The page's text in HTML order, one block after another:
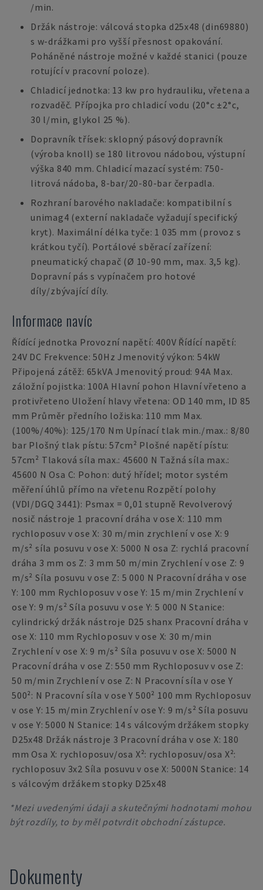
/min.
Držák nástroje: válcová stopka d25x48 (din69880)
s w-drážkami pro vyšší přesnost opakování.
Poháněné nástroje možné v každé stanici (pouze
rotující v pracovní poloze).
Chladicí jednotka: 13 kw pro hydrauliku, vřetena a
rozvaděč. Přípojka pro chladicí vodu (20°c ±2°c,
30 l/min, glykol 25 %).
Dopravník třísek: sklopný pásový dopravník
(výroba knoll) se 180 litrovou nádobou, výstupní
výška 840 mm. Chladicí mazací systém: 750-
litrová nádoba, 8-bar/20-80-bar čerpadla.
Rozhraní barového nakladače: kompatibilní s
unimag4 (externí nakladače vyžadují specifický
kryt). Maximální délka tyče: 1 035 mm (provoz s
krátkou tyčí). Portálové sběrací zařízení:
pneumatický chapač (Ø 10-90 mm, max. 3,5 kg).
Dopravní pás s vypínačem pro hotové
díly/zbývající díly.
Informace navíc
Řídící jednotka Provozní napětí: 400V Řídící napětí:
24V DC Frekvence: 50Hz Jmenovitý výkon: 54kW
Připojená zátěž: 65kVA Jmenovitý proud: 94A Max.
záložní pojistka: 100A Hlavní pohon Hlavní vřeteno a
protivřeteno Uložení hlavy vřetena: OD 140 mm, ID 85
mm Průměr předního ložiska: 110 mm Max.
(100%/40%): 125/170 Nm Upínací tlak min./max.: 8/80
bar Plošný tlak pístu: 57cm² Plošné napětí pístu:
57cm² Tlaková síla max.: 45600 N Tažná síla max.:
45600 N Osa C: Pohon: dutý hřídel; motor systém
měření úhlů přímo na vřetenu Rozpětí polohy
(VDI/DGQ 3441): Psmax = 0,01 stupně Revolverový
nosič nástroje 1 pracovní dráha v ose X: 110 mm
rychloposuv v ose X: 30 m/min zrychlení v ose X: 9
m/s² síla posuvu v ose X: 5000 N osa Z: rychlá pracovní
dráha 3 mm os Z: 3 mm 50 m/min Zrychlení v ose Z: 9
m/s² Síla posuvu v ose Z: 5 000 N Pracovní dráha v ose
Y: 100 mm Rychloposuv v ose Y: 15 m/min Zrychlení v
ose Y: 9 m/s² Síla posuvu v ose Y: 5 000 N Stanice:
cylindrický držák nástroje D25 shanx Pracovní dráha v
ose X: 110 mm Rychloposuv v ose X: 30 m/min
Zrychlení v ose X: 9 m/s² Síla posuvu v ose X: 5000 N
Pracovní dráha v ose Z: 550 mm Rychloposuv v ose Z:
50 m/min Zrychlení v ose Z: N Pracovní síla v ose Y
500²: N Pracovní síla v ose Y 500² 100 mm Rychloposuv
v ose Y: 15 m/min Zrychlení v ose Y: 9 m/s² Síla posuvu
v ose Y: 5000 N Stanice: 14 s válcovým držákem stopky
D25x48 Držák nástroje 3 Pracovní dráha v ose X: 180
mm Osa X: rychloposuv/osa X²: rychloposuv/osa X²:
rychloposuv 3x2 Síla posuvu v ose X: 5000N Stanice: 14
s válcovým držákem stopky D25x48
*Mezi uvedenými údaji a skutečnými hodnotami mohou
být rozdíly, to by měl potvrdit obchodní zástupce.
Dokumenty